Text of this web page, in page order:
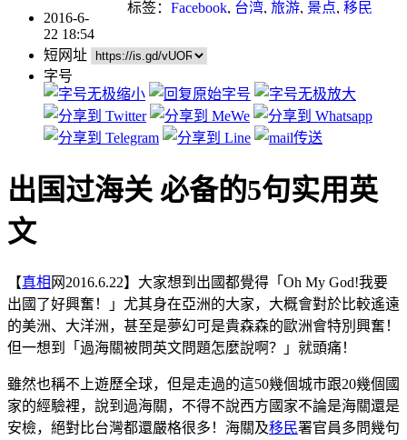
标签： Facebook, 台湾, 旅游, 景点, 移民
2016-6-
22 18:54
短网址
字号
出国过海关 必备的5句实用英
文
【真相 网2016.6.22】大家想到出國都覺得「Oh My God!我要
出國了好興奮！」尤其身在亞洲的大家，大概會對於比較遙遠
的美洲、大洋洲，甚至是夢幻可是貴森森的歐洲會特別興奮！
但一想到「過海關被問英文問題怎麼說啊？」就頭痛！
雖然也稱不上遊歷全球，但是走過的這50幾個城市跟20幾個國
家的經驗裡，說到過海關，不得不說西方國家不論是海關還是
安檢，絕對比台灣都還嚴格很多！海關及移民署官員多問幾句